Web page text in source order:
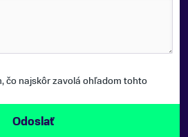
čo najskôr zavolá ohľadom tohto